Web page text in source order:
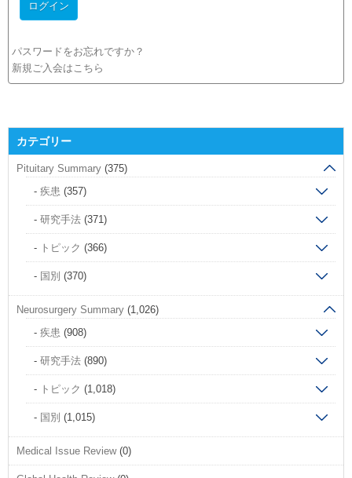
パスワードをお忘れですか？
新規ご入会はこちら
カテゴリー
Pituitary Summary (375)
疾患 (357)
研究手法 (371)
トピック (366)
国別 (370)
Neurosurgery Summary (1,026)
疾患 (908)
研究手法 (890)
トピック (1,018)
国別 (1,015)
Medical Issue Review(0)